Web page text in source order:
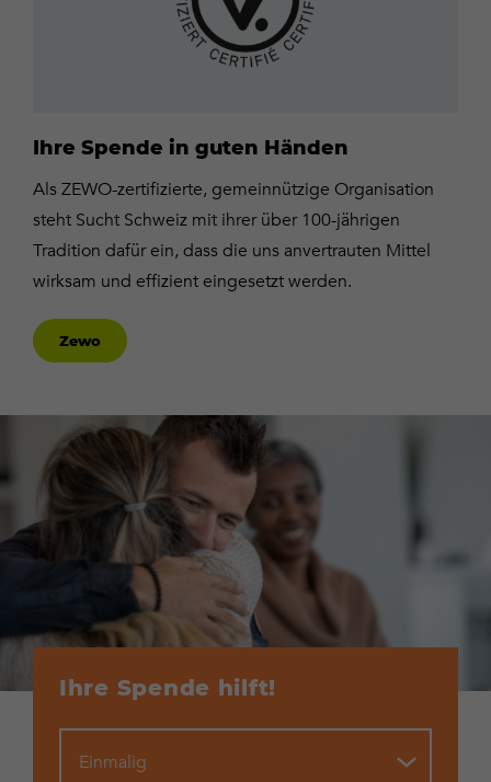
Ihre Spende in guten Händen
Als ZEWO-zertifizierte, gemeinnützige Organisation
steht Sucht Schweiz mit ihrer über 100-jährigen
Tradition dafür ein, dass die uns anvertrauten Mittel
wirksam und effizient eingesetzt werden.
Zewo
Ihre Spende hilft!
Einmalig